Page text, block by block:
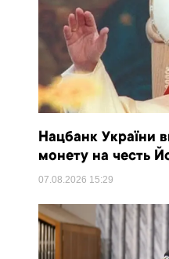
Нацбанк України
монету на честь
07.08.2026 15:29